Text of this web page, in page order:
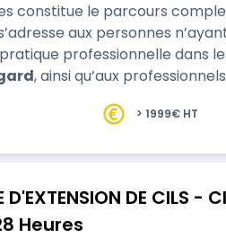
constitue le parcours
aux personnes
professionnelle dans
, ainsi qu’aux
> 1999€ HT
D'EXTENSION DE CILS -
Heures